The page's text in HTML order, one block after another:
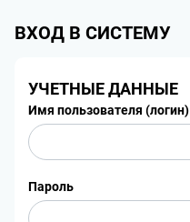
ВХОД В СИСТЕМУ
УЧЕТНЫЕ ДАННЫЕ
Имя пользователя (логин)
Пароль